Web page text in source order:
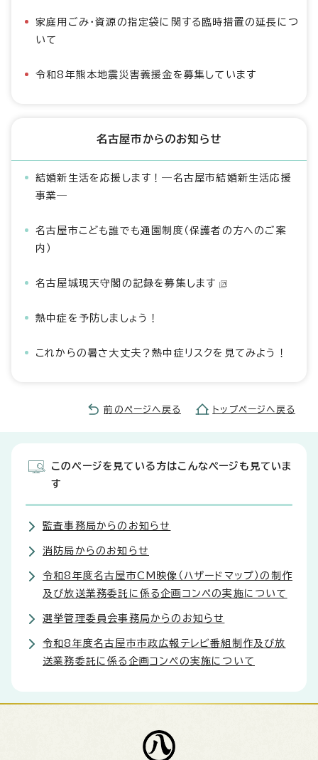
家庭用ごみ・資源の指定袋に関する臨時措置の延長につ
いて
令和8年熊本地震災害義援金を募集しています
名古屋市からのお知らせ
結婚新生活を応援します！―名古屋市結婚新生活応援
事業―
名古屋市こども誰でも通園制度（保護者の方へのご案
内）
名古屋城現天守閣の記録を募集します
熱中症を予防しましょう！
これからの暑さ大丈夫？熱中症リスクを見てみよう！
前のページへ戻る トップページへ戻る
このページを見ている方はこんなページも見ていま
す
監査事務局からのお知らせ
消防局からのお知らせ
令和8年度名古屋市CM映像（ハザードマップ）の制作
及び放送業務委託に係る企画コンペの実施について
選挙管理委員会事務局からのお知らせ
令和8年度名古屋市市政広報テレビ番組制作及び放
送業務委託に係る企画コンペの実施について